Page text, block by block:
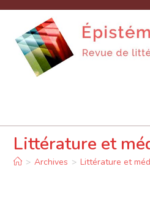
content
Littérature et
> Archives > Littérature et